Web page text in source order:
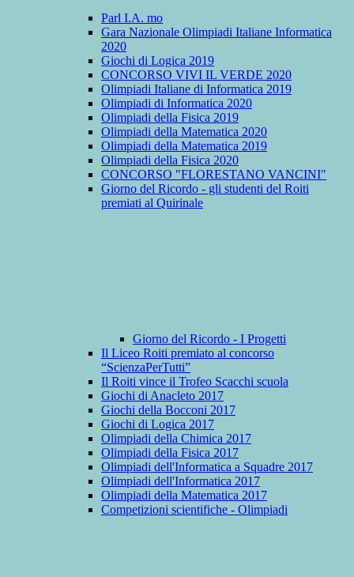
Parl I.A. mo
Gara Nazionale Olimpiadi Italiane Informatica
2020
Giochi di Logica 2019
CONCORSO VIVI IL VERDE 2020
Olimpiadi Italiane di Informatica 2019
Olimpiadi di Informatica 2020
Olimpiadi della Fisica 2019
Olimpiadi della Matematica 2020
Olimpiadi della Matematica 2019
Olimpiadi della Fisica 2020
CONCORSO "FLORESTANO VANCINI"
Giorno del Ricordo - gli studenti del Roiti
premiati al Quirinale
Giorno del Ricordo - I Progetti
Il Liceo Roiti premiato al concorso
“ScienzaPerTutti”
Il Roiti vince il Trofeo Scacchi scuola
Giochi di Anacleto 2017
Giochi della Bocconi 2017
Giochi di Logica 2017
Olimpiadi della Chimica 2017
Olimpiadi della Fisica 2017
Olimpiadi dell'Informatica a Squadre 2017
Olimpiadi dell'Informatica 2017
Olimpiadi della Matematica 2017
Competizioni scientifiche - Olimpiadi